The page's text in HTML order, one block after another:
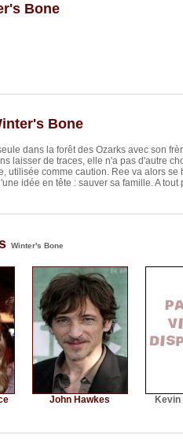
Bone
Bone
dans la forêt des Ozarks avec son
laisser de traces, elle n'a pas d'autre
utilisée comme caution. Ree va alors
idée en tête : sauver sa famille. A tout
Winter's Bone
John Hawkes